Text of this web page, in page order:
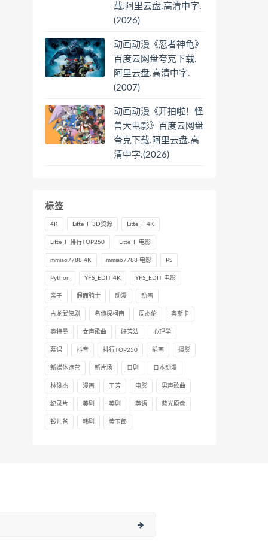
载.阿里云盘.高清中字.
(2026)
动画动漫《忍者神龟》
百度云网盘夸克下载.
阿里云盘.高清中字.
(2007)
动画动漫《开拍啦！怪
兽大电影》百度云网盘
夸克下载.阿里云盘.高
清中字.(2026)
标签
4K Litte_F 3D资源 Litte_F 4K
Litte_F 排行TOP250 Litte_F 电影
mmiao7788 4K mmiao7788 电影 PS
Python YFS_EDIT 4K YFS_EDIT 电影
亲子 假面骑士 动漫 动画
古龙武侠剧 名侦探柯南 周杰伦 奥斯卡
奥特曼 女声歌曲 好芳法 心理学
慕课 抖音 排行TOP250 插画 摄影
新媒体运营 新片场 日剧 日本动漫
林俊杰 漫画 王芳 电影 男声歌曲
纪录片 美剧 英剧 英语 蓝光原盘
钱儿爸 韩剧 黄玉郎